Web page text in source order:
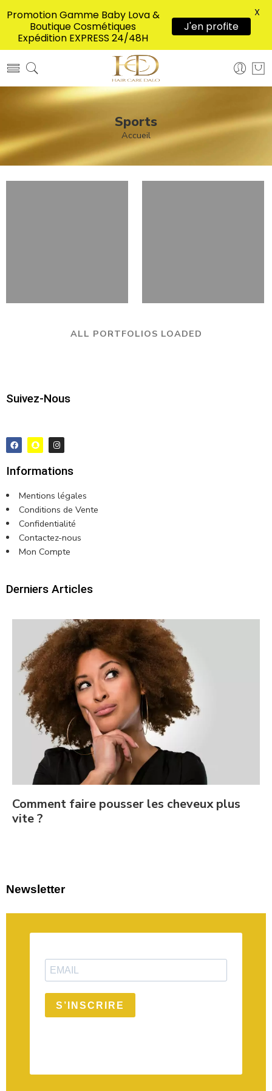
Sports
Accueil
ALL PORTFOLIOS LOADED
Suivez-Nous
Informations
Mentions légales
Conditions de Vente
Confidentialité
Contactez-nous
Mon Compte
Derniers Articles
Comment faire pousser les cheveux plus
vite ?
Newsletter
S’INSCRIRE
Promotion Gamme Baby Lova &
Boutique Cosmétiques
Expédition EXPRESS 24/48H
J'en profite
X